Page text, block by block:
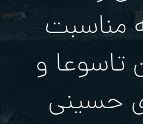
مناسبت
تاسوعا و
حسینی